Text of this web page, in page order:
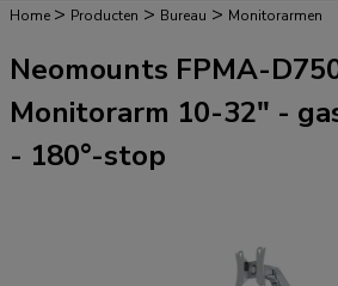
Home > Producten > Bureau > Monitorarmen
Neomounts FPMA-
Monitorarm 10-32" -
- 180°-stop